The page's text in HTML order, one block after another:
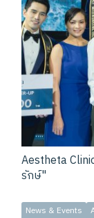
Aestheta
รักษ์"
News & Events